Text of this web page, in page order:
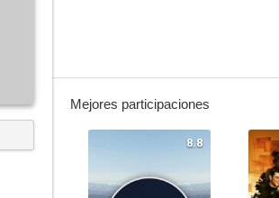
Mejores participaciones
8.8